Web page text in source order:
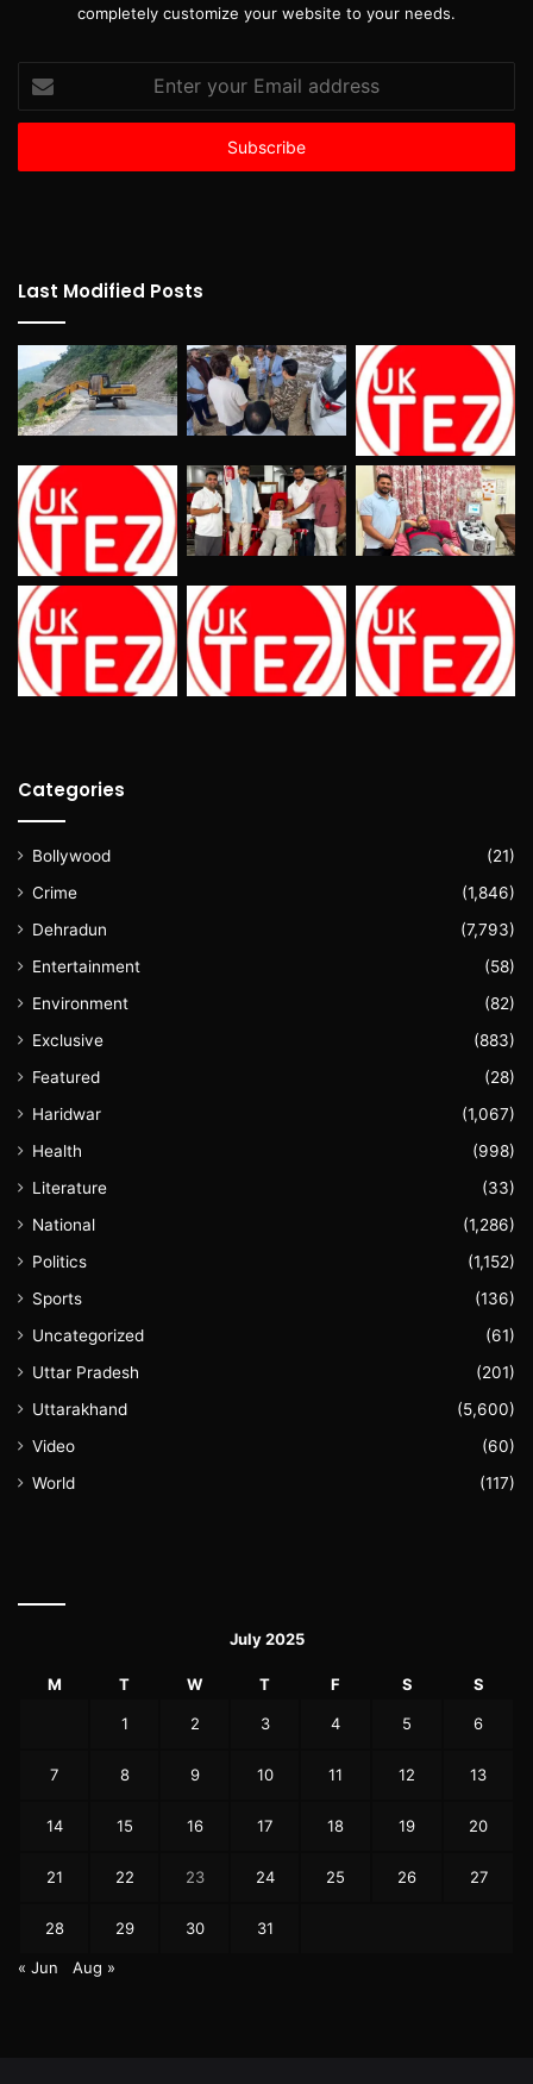
completely customize your website to your needs.
Enter
your
Email
Last Modified Posts
Categories
Bollywood
(21)
Crime
(1,846)
Dehradun
(7,793)
Entertainment
(58)
Environment
(82)
Exclusive
(883)
Featured
(28)
Haridwar
(1,067)
Health
(998)
Literature
(33)
National
(1,286)
Politics
(1,152)
Sports
(136)
Uncategorized
(61)
Uttar Pradesh
(201)
Uttarakhand
(5,600)
Video
(60)
World
(117)
July 2025
M T W T F S S
1 2 3 4 5 6
7 8 9 10 11 12 13
14 15 16 17 18 19 20
21 22 23 24 25 26 27
28 29 30 31
« Jun Aug »